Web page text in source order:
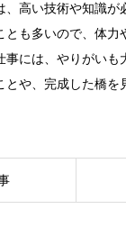
、高い技術や知識が
とも多いので、体力
事には、やりがいも
とや、完成した橋を